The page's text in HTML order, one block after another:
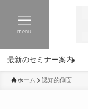
menu
最新のセミナー案内
ホーム 認知的側面